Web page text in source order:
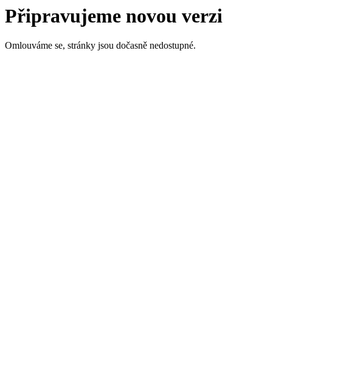
Připravujeme novou verzi
Omlouváme se, stránky jsou dočasně nedostupné.